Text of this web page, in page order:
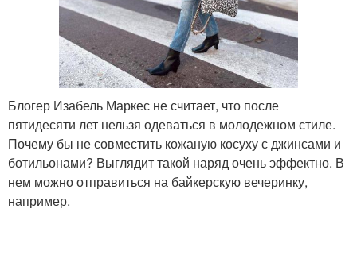
Блогер Изабель Маркес не считает, что после
пятидесяти лет нельзя одеваться в молодежном стиле.
Почему бы не совместить кожаную косуху с джинсами и
ботильонами? Выглядит такой наряд очень эффектно. В
нем можно отправиться на байкерскую вечеринку,
например.